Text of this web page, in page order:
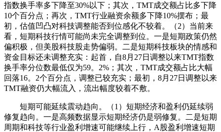
指数换手率多下降至30%以下；其次，TMT成交额占比多下降
10个百分点；再次，TMT行业融资余额多下降10%摆布；最
初，估值凹凸对科技调整能否到位感化不较着。（2）当前来
看，短期科技行情可能尚未完全调整到位。一是短期政策仍然
偏积极，但美股科技股走势偏弱。二是短期科技板块的情感和
资金目标还未调整充实：起首，自8月27日调整以来TMT指数
换手率分位数最低仅为59。2%；其次，TMT成交额占比大幅
回落16。2个百分点，调整已较充实；最初，8月27日调整以来
TMT融资仍大幅流入，流出幅度较着不敷。
短期可能延续震动趋向。（1）短期经济和盈利仍延续弱
修复趋向。一是高频数据显示短期经济仍是弱修复。二是短期
周期和科技等行业盈利增速可能继续上行，A股盈利增速短期